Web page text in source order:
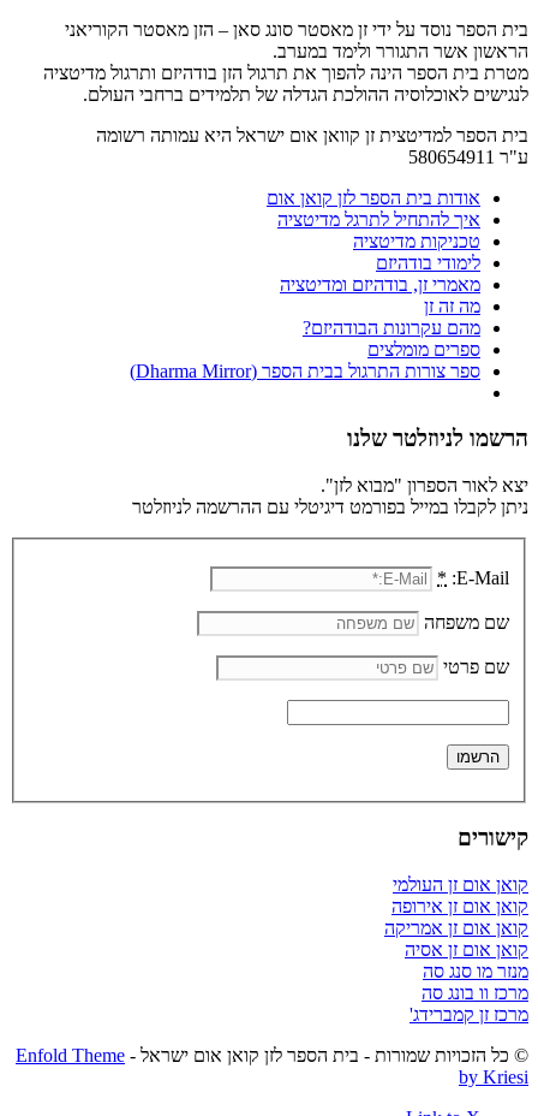
בית הספר נוסד על ידי זן מאסטר סונג סאן – הזן מאסטר הקוריאני
הראשון אשר התגורר ולימד במערב.
מטרת בית הספר הינה להפוך את תרגול הזן בודהיזם ותרגול מדיטציה
לנגישים לאוכלוסיה ההולכת הגדלה של תלמידים ברחבי העולם.
בית הספר למדיטצית זן קוואן אום ישראל היא עמותה רשומה
ע"ר 580654911
אודות בית הספר לזן קואן אום
איך להתחיל לתרגל מדיטציה
טכניקות מדיטציה
לימודי בודהיזם
מאמרי זן, בודהיזם ומדיטציה
מה זה זן
מהם עקרונות הבודהיזם?
ספרים מומלצים
ספר צורות התרגול בבית הספר (Dharma Mirror)
הרשמו לניוזלטר שלנו
יצא לאור הספרון "מבוא לזן".
ניתן לקבלו במייל בפורמט דיגיטלי עם ההרשמה לניוזלטר
E-Mail:
*
שם משפחה
שם פרטי
קישורים
קואן אום זן העולמי
קואן אום זן אירופה
קואן אום זן אמריקה
קואן אום זן אסיה
מנזר מו סנג סה
מרכז וו בונג סה
מרכז זן קמברידג'
© כל הזכויות שמורות - בית הספר לזן קואן אום ישראל - Enfold Theme
by Kriesi